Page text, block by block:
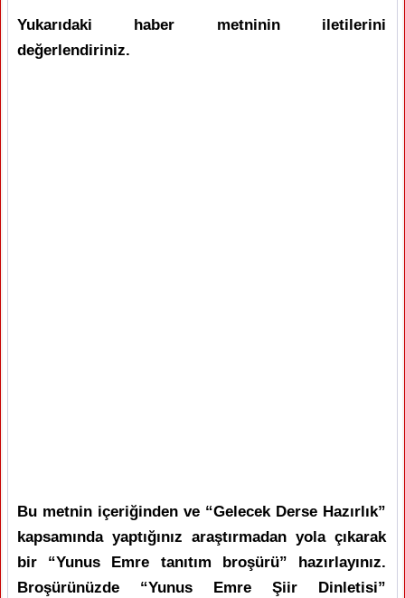
Yukarıdaki haber metninin iletilerini
değerlendiriniz.
Bu metnin içeriğinden ve “Gelecek Derse Hazırlık”
kapsamında yaptığınız araştırmadan yola çıkarak
bir “Yunus Emre tanıtım broşürü” hazırlayınız.
Broşürünüzde “Yunus Emre Şiir Dinletisi”